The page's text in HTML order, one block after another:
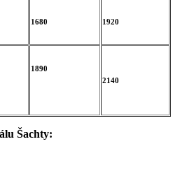
1680 1920
1890
2140
Šachty: